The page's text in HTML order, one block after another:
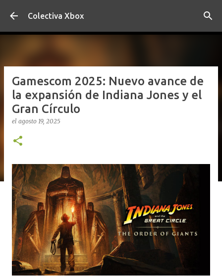
Ir al contenido principal
Colectiva Xbox
Gamescom 2025: Nuevo avance de
la expansión de Indiana Jones y el
Gran Círculo
el agosto 19, 2025